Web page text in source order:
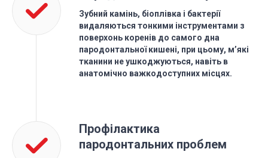
Зубний камінь, біоплівка і бактерії
видаляються тонкими інструментами з
поверхонь коренів до самого дна
пародонтальної кишені, при цьому, м’які
тканини не ушкоджуються, навіть в
анатомічно важкодоступних місцях.
Профілактика
пародонтальних проблем